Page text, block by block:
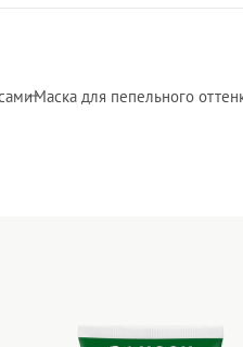
Маска для пепельного